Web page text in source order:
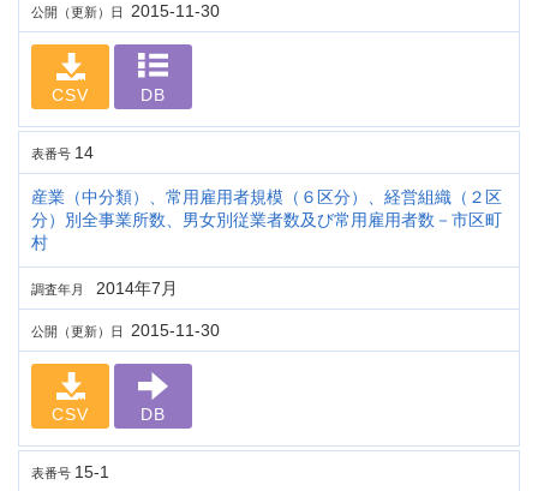
公開（更新）日 2015-11-30
CSV DB
表番号 14
産業（中分類）、常用雇用者規模（６区分）、経営組織（２区
分）別全事業所数、男女別従業者数及び常用雇用者数－市区町
村
調査年月 2014年7月
公開（更新）日 2015-11-30
CSV DB
表番号 15-1